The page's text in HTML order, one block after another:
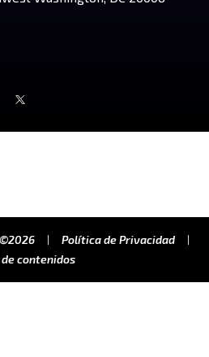
Política de Privacidad
de contenidos